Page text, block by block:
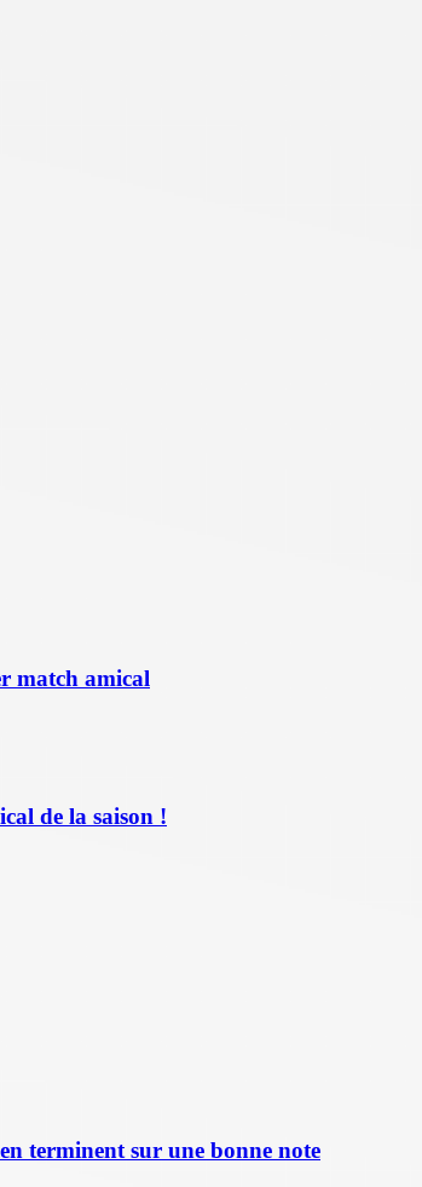
match amical
de la saison !
terminent sur une bonne note